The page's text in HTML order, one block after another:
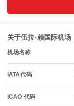
关于伍拉·赖国际机场
机场名称
IATA代码
ICAO 代码